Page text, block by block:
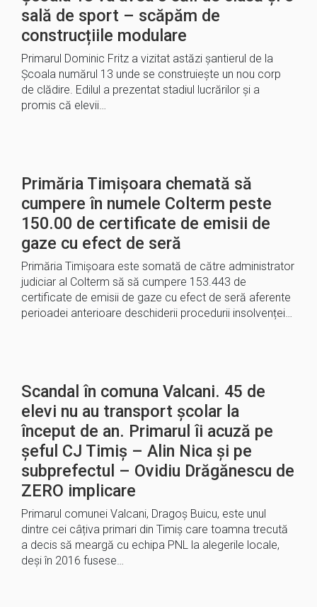
sală de sport – scăpăm de
construcțiile modulare
Primarul Dominic Fritz a vizitat astăzi șantierul de la
Școala numărul 13 unde se construiește un nou corp
de clădire. Edilul a prezentat stadiul lucrărilor și a
promis că elevii…
Primăria Timișoara chemată să
cumpere în numele Colterm peste
150.00 de certificate de emisii de
gaze cu efect de seră
Primăria Timișoara este somată de către administrator
judiciar al Colterm să să cumpere 153.443 de
certificate de emisii de gaze cu efect de seră aferente
perioadei anterioare deschiderii procedurii insolvenței…
Scandal în comuna Valcani. 45 de
elevi nu au transport școlar la
început de an. Primarul îi acuză pe
șeful CJ Timiș – Alin Nica și pe
subprefectul – Ovidiu Drăgănescu de
ZERO implicare
Primarul comunei Valcani, Dragoș Buicu, este unul
dintre cei câțiva primari din Timiș care toamna trecută
a decis să meargă cu echipa PNL la alegerile locale,
deși în 2016 fusese…